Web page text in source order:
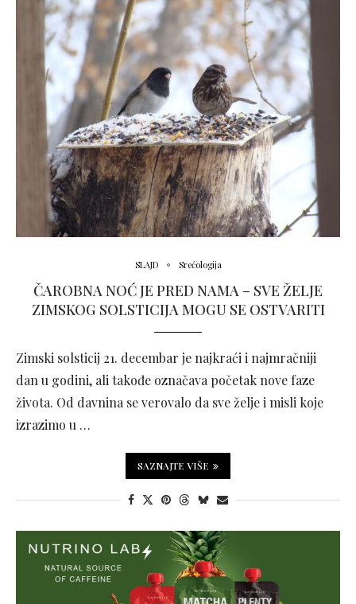
SLAJD Srećologija
ČAROBNA NOĆ JE PRED NAMA – SVE ŽELJE
ZIMSKOG SOLSTICIJA MOGU SE OSTVARITI
Zimski solsticij 21. decembar je najkraći i najmračniji
dan u godini, ali takođe označava početak nove faze
života. Od davnina se verovalo da sve želje i misli koje
izrazimo u …
SAZNAJTE VIŠE